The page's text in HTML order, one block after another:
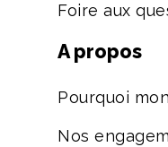
Foire aux
A propos
Pourquoi
Nos